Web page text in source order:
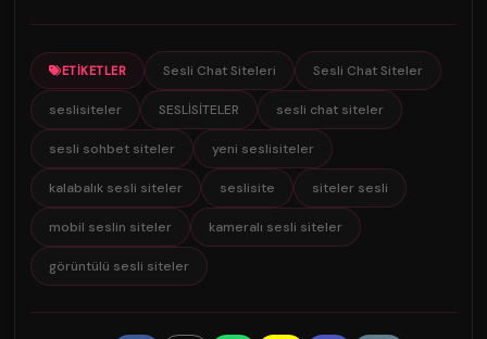
ETIKETLER Sesli Chat Siteleri Sesli Chat Siteler
seslisiteler SESLİSİTELER sesli chat siteler
sesli sohbet siteler yeni seslisiteler
kalabalık sesli siteler seslisite siteler sesli
mobil seslin siteler kameralı sesli siteler
görüntülü sesli siteler